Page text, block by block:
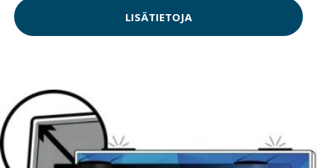
LISÄTIETOJA